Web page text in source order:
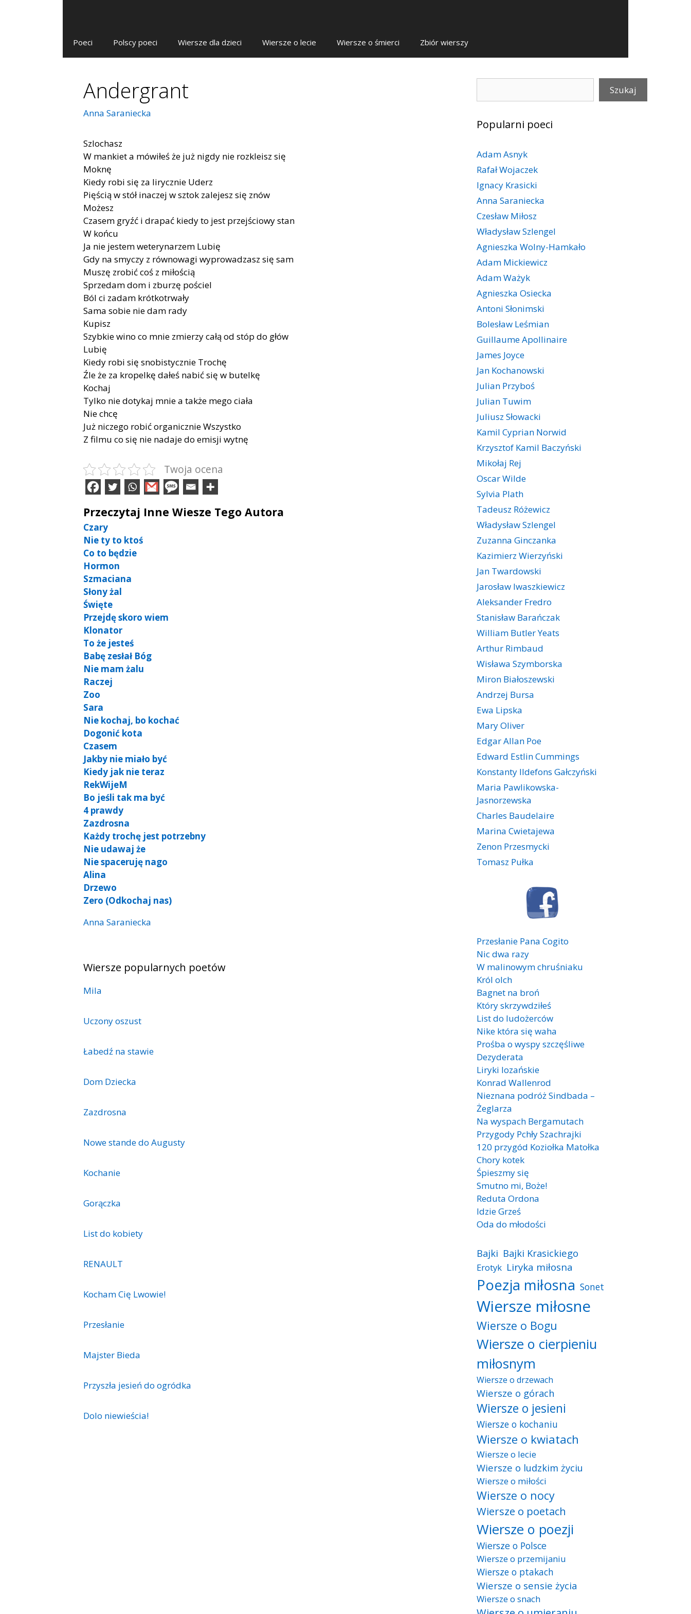
Poeci Polscy poeci Wiersze dla dzieci Wiersze o lecie Wiersze o śmierci Zbiór wierszy
Andergrant
Anna Saraniecka
Szlochasz
W mankiet a mówiłeś że już nigdy nie rozkleisz się
Moknę
Kiedy robi się za lirycznie Uderz
Pięścią w stół inaczej w sztok zalejesz się znów
Możesz
Czasem gryźć i drapać kiedy to jest przejściowy stan
W końcu
Ja nie jestem weterynarzem Lubię
Gdy na smyczy z równowagi wyprowadzasz się sam
Muszę zrobić coś z miłością
Sprzedam dom i zburzę pościel
Ból ci zadam krótkotrwały
Sama sobie nie dam rady
Kupisz
Szybkie wino co mnie zmierzy całą od stóp do głów
Lubię
Kiedy robi się snobistycznie Trochę
Źle że za kropelkę dałeś nabić się w butelkę
Kochaj
Tylko nie dotykaj mnie a także mego ciała
Nie chcę
Już niczego robić organicznie Wszystko
Z filmu co się nie nadaje do emisji wytnę
Twoja ocena
Przeczytaj Inne Wiesze Tego Autora
Czary
Nie ty to ktoś
Co to będzie
Hormon
Szmaciana
Słony żal
Święte
Przejdę skoro wiem
Klonator
To że jesteś
Babę zesłał Bóg
Nie mam żalu
Raczej
Zoo
Sara
Nie kochaj, bo kochać
Dogonić kota
Czasem
Jakby nie miało być
Kiedy jak nie teraz
RekWijeM
Bo jeśli tak ma być
4 prawdy
Zazdrosna
Każdy trochę jest potrzebny
Nie udawaj że
Nie spaceruję nago
Alina
Drzewo
Zero (Odkochaj nas)
Anna Saraniecka
Wiersze popularnych poetów
Mila
Uczony oszust
Łabedź na stawie
Dom Dziecka
Zazdrosna
Nowe stande do Augusty
Kochanie
Gorączka
List do kobiety
RENAULT
Kocham Cię Lwowie!
Przesłanie
Majster Bieda
Przyszła jesień do ogródka
Dolo niewieścia!
Szukaj
Popularni poeci
Adam Asnyk
Rafał Wojaczek
Ignacy Krasicki
Anna Saraniecka
Czesław Miłosz
Władysław Szlengel
Agnieszka Wolny-Hamkało
Adam Mickiewicz
Adam Ważyk
Agnieszka Osiecka
Antoni Słonimski
Bolesław Leśmian
Guillaume Apollinaire
James Joyce
Jan Kochanowski
Julian Przyboś
Julian Tuwim
Juliusz Słowacki
Kamil Cyprian Norwid
Krzysztof Kamil Baczyński
Mikołaj Rej
Oscar Wilde
Sylvia Plath
Tadeusz Różewicz
Władysław Szlengel
Zuzanna Ginczanka
Kazimierz Wierzyński
Jan Twardowski
Jarosław Iwaszkiewicz
Aleksander Fredro
Stanisław Barańczak
William Butler Yeats
Arthur Rimbaud
Wisława Szymborska
Miron Białoszewski
Andrzej Bursa
Ewa Lipska
Mary Oliver
Edgar Allan Poe
Edward Estlin Cummings
Konstanty Ildefons Gałczyński
Maria Pawlikowska-
Jasnorzewska
Charles Baudelaire
Marina Cwietajewa
Zenon Przesmycki
Tomasz Pułka
Przesłanie Pana Cogito
Nic dwa razy
W malinowym chruśniaku
Król olch
Bagnet na broń
Który skrzywdziłeś
List do ludożerców
Nike która się waha
Prośba o wyspy szczęśliwe
Dezyderata
Liryki lozańskie
Konrad Wallenrod
Nieznana podróż Sindbada –
Żeglarza
Na wyspach Bergamutach
Przygody Pchły Szachrajki
120 przygód Koziołka Matołka
Chory kotek
Śpieszmy się
Smutno mi, Boże!
Reduta Ordona
Idzie Grześ
Oda do młodości
Bajki Bajki Krasickiego
Erotyk Liryka miłosna
Poezja miłosna Sonet
Wiersze miłosne
Wiersze o Bogu
Wiersze o cierpieniu
miłosnym
Wiersze o drzewach
Wiersze o górach
Wiersze o jesieni
Wiersze o kochaniu
Wiersze o kwiatach
Wiersze o lecie
Wiersze o ludzkim życiu
Wiersze o miłości
Wiersze o nocy
Wiersze o poetach
Wiersze o poezji
Wiersze o Polsce
Wiersze o przemijaniu
Wiersze o ptakach
Wiersze o sensie życia
Wiersze o snach